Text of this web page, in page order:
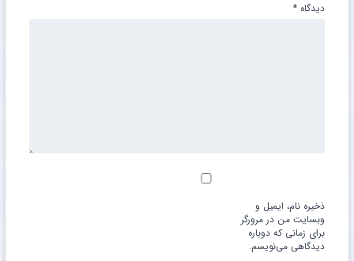
دیدگاه *
ذخیره نام، ایمیل و
وبسایت من در مرورگر
برای زمانی که دوباره
دیدگاهی می‌نویسم.